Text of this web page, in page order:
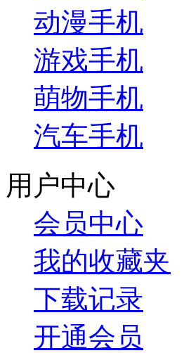
动漫手机
游戏手机
萌物手机
汽车手机
用户中心
会员中心
我的收藏夹
下载记录
开通会员